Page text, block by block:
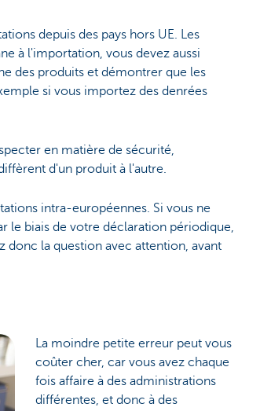
depuis des pays hors UE. Les
à l'importation, vous devez aussi
des produits et démontrer que les
si vous importez des denrées
en matière de sécurité,
d'un produit à l'autre.
intra-européennes. Si vous ne
le biais de votre déclaration périodique,
donc la question avec attention, avant
La moindre petite erreur peut vous
coûter cher, car vous avez chaque
fois affaire à des administrations
différentes, et donc à des